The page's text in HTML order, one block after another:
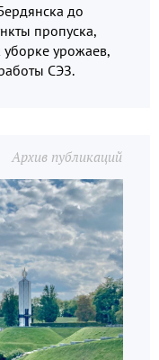
до
пропуска,
уборке урожаев,
СЭЗ.
Архив публикаций